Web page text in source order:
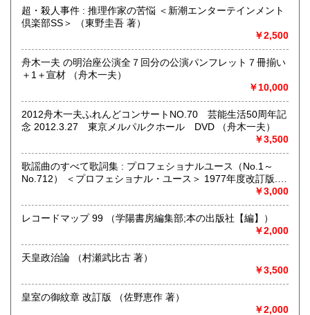
映画・芸能、日本文学、ミステリー、時代小説
超・殺人事件 : 推理作家の苦悩 ＜新潮エンターテインメント
倶楽部SS＞ （東野圭吾 著）
￥2,500
舟木一夫 の明治座公演全７回分の公演パンフレット７冊揃い
＋1＋宣材 （舟木一夫）
￥10,000
2012舟木一夫ふれんどコンサートNO.70 芸能生活50周年記
念 2012.3.27 東京メルパルクホール DVD （舟木一夫）
￥3,500
歌謡曲のすべて歌詞集 : プロフェショナルユース（No.1～
No.712） ＜プロフェショナル・ユース＞ 1977年度改訂版.
￥3,000
レコードマップ 99 （学陽書房編集部;本の出版社【編】）
￥2,000
天皇政治論 （村瀬武比古 著）
￥3,500
皇室の御紋章 改訂版 （佐野恵作 著）
￥2,000